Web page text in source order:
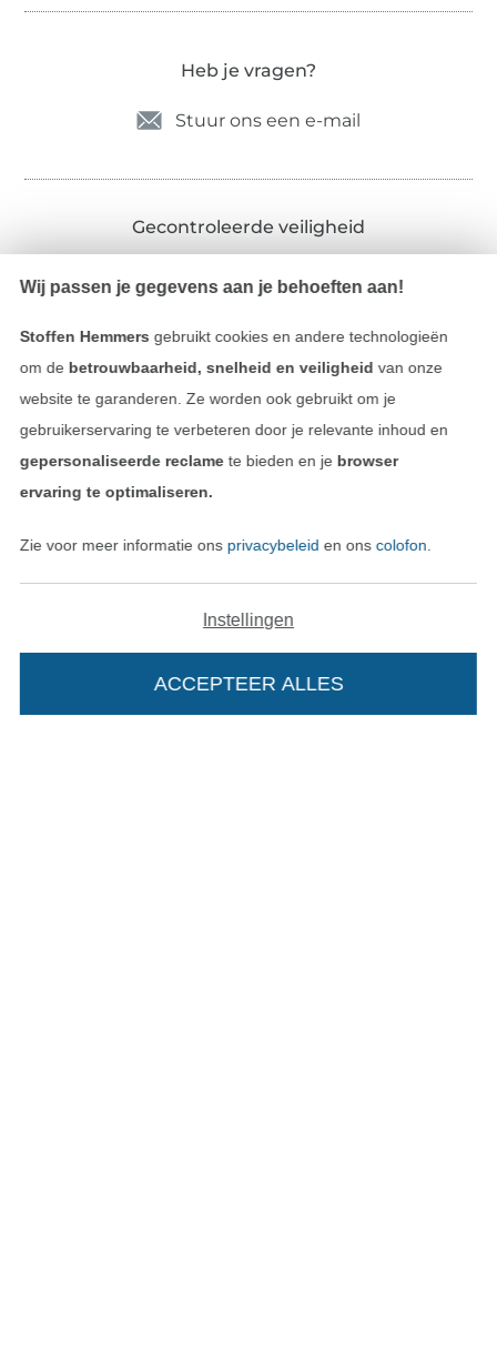
Heb je vragen?
Stuur ons een e-mail
Gecontroleerde veiligheid
Onze transporteurs
Wij passen je gegevens aan je behoeften aan!
Stoffen Hemmers gebruikt cookies en andere technologieën
om de betrouwbaarheid, snelheid en veiligheid van onze
website te garanderen. Ze worden ook gebruikt om je
gebruikerservaring te verbeteren door je relevante inhoud en
gepersonaliseerde reclamete bieden en je browser
ervaring te optimaliseren.
Zie voor meer informatie ons privacybeleid en ons colofon
Instellingen
ACCEPTEER ALLES